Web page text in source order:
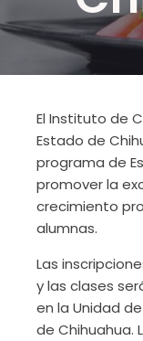
El Instituto de
Estado de
programa de
promover la
crecimiento
alumnas.
Las
y las clases
en la Unidad
de Chihuahua.